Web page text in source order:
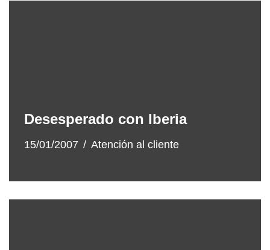
Desesperado con Iberia
15/01/2007 Atención al cliente